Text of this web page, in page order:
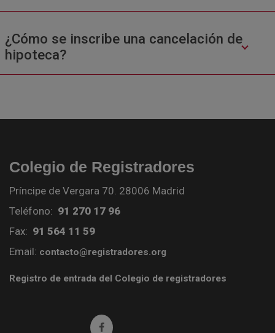
¿Cómo se inscribe una cancelación de
hipoteca?
Colegio de Registradores
Príncipe de Vergara 70. 28006 Madrid
Teléfono: 91 270 17 96
Fax: 91 564 11 59
Email: contacto@registradores.org
Registro de entrada del Colegio de registradores
Ir a facebook (abre en ventana nueva)